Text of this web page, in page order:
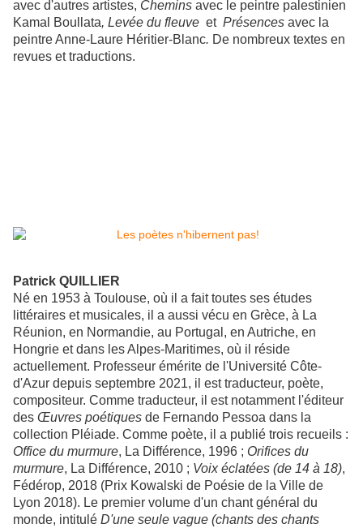
avec d'autres artistes, Chemins avec le peintre palestinien
Kamal Boullata, Levée du fleuve et Présences avec la
peintre Anne-Laure Héritier-Blanc. De nombreux textes en
revues et traductions.
Patrick QUILLIER
Né en 1953 à Toulouse, où il a fait toutes ses études
littéraires et musicales, il a aussi vécu en Grèce, à La
Réunion, en Normandie, au Portugal, en Autriche, en
Hongrie et dans les Alpes-Maritimes, où il réside
actuellement. Professeur émérite de l'Université Côte-
d'Azur depuis septembre 2021, il est traducteur, poète,
compositeur. Comme traducteur, il est notamment l'éditeur
des Œuvres poétiques de Fernando Pessoa dans la
collection Pléiade. Comme poète, il a publié trois recueils :
Office du murmure, La Différence, 1996 ; Orifices du
murmure, La Différence, 2010 ; Voix éclatées (de 14 à 18),
Fédérop, 2018 (Prix Kowalski de Poésie de la Ville de
Lyon 2018). Le premier volume d'un chant général du
monde, intitulé D'une seule vague (chants des chants